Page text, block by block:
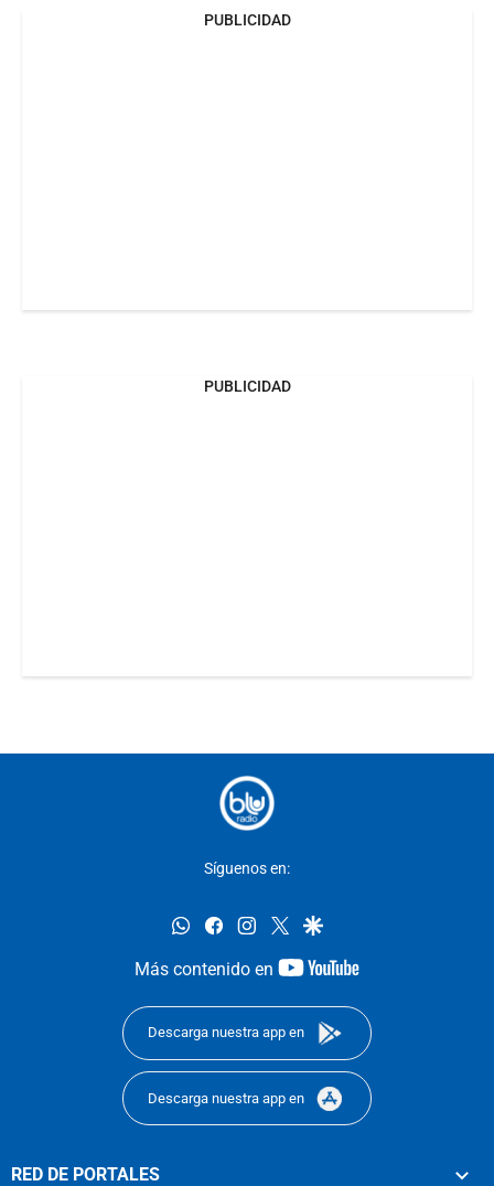
PUBLICIDAD
PUBLICIDAD
Síguenos en:
whatsappfacebookinstagram
twittergoogle
Más contenido en
youtube-
Descarga nuestra app en
Descarga nuestra app en
RED DE PORTALES